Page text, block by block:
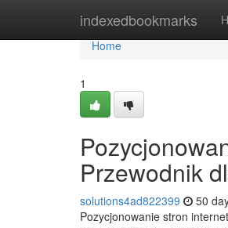
indexedbookmarks
Home
Home
1
Przewodnik
solutions4ad822399 50
Pozycjonowanie stron